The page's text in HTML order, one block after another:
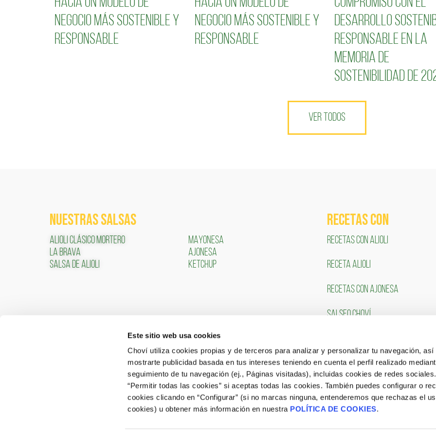
Este sitio web usa cookies
Choví utiliza cookies propias y de terceros para analizar y personalizar tu navegación, así
mostrarte publicidad basada en tus intereses teniendo en cuenta el perfil realizado
seguimiento de tu navegación (ej., Páginas visitadas), incluidas cookies de redes
“Permitir todas las cookies” si aceptas todas las cookies. También puedes configurar o
cookies clicando en “Configurar” (si no marcas ninguna, entenderemos que rechazas el
cookies) u obtener más información en nuestra POLÍTICA DE COOKIES.
negocio más sostenible y
responsable
negocio más sostenible y
responsable
desarrollo
responsable en la
Memoria de
Sostenibilidad de
VER TODOS
NUESTRAS SALSAS
ALIOLI CLÁSICO MORTERO
LA BRAVA
SALSA DE ALIOLI
MAYONESA
AJONESA
KETCHUP
RECETAS COn
RECETAS CON ALIOLI
RECETA ALIOLI
RECETAS CON AJONESA
SALSEO CHOVÍ
Atención al Consumidor: 902 566 522
ÁREA CLIENTES
ACCEDER
TRABAJA CON
Portal de Empleo
CONSULTA NUESTRAS OFERTAS